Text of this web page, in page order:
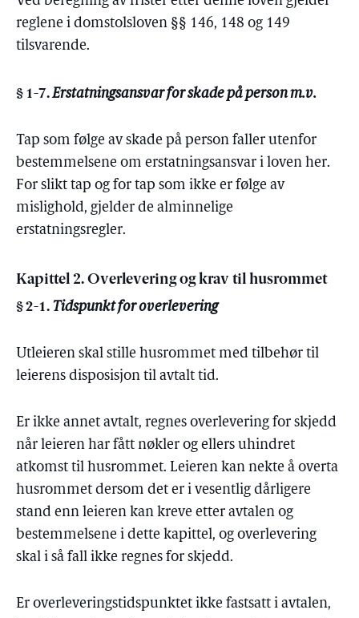
reglene i domstolsloven §§ 146, 148 og 149
tilsvarende.
§ 1-7.Erstatningsansvar for skade på person m.v.
Tap som følge av skade på person faller utenfor
bestemmelsene om erstatningsansvar i loven her.
For slikt tap og for tap som ikke er følge av
mislighold, gjelder de alminnelige
erstatningsregler.
Kapittel 2. Overlevering og krav til husrommet
§ 2-1. Tidspunkt for overlevering
Utleieren skal stille husrommet med tilbehør til
leierens disposisjon til avtalt tid.
Er ikke annet avtalt, regnes overlevering for skjedd
når leieren har fått nøkler og ellers uhindret
atkomst til husrommet. Leieren kan nekte å overta
husrommet dersom det er i vesentlig dårligere
stand enn leieren kan kreve etter avtalen og
bestemmelsene i dette kapittel, og overlevering
skal i så fall ikke regnes for skjedd.
Er overleveringstidspunktet ikke fastsatt i avtalen,